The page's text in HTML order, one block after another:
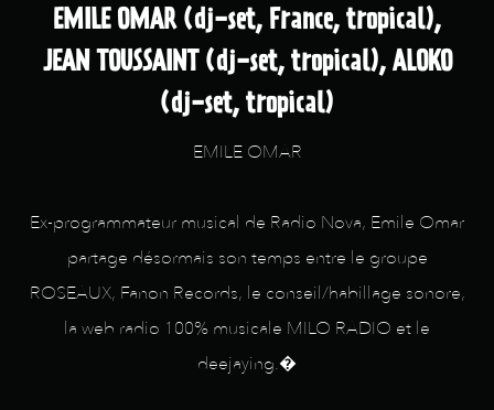
EMILE OMAR (dj-set, France, tropical),
JEAN TOUSSAINT (dj-set, tropical), ALOKO
(dj-set, tropical)
EMILE OMAR
Ex-programmateur musical de Radio Nova, Emile Omar
partage désormais son temps entre le groupe
ROSEAUX, Fanon Records, le conseil/habillage sonore,
la web radio 100% musicale MILO RADIO et le
deejaying.�